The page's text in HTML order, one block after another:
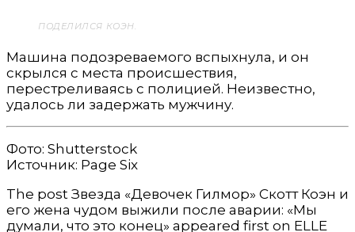
ПОДЕЛИЛСЯ КОЭН.
Машина подозреваемого вспыхнула, и он
скрылся с места происшествия,
перестреливаясь с полицией. Неизвестно,
удалось ли задержать мужчину.
Фото: Shutterstock
Источник: Page Six
The post Звезда «Девочек Гилмор» Скотт Коэн и
его жена чудом выжили после аварии: «Мы
думали, что это конец» appeared first on ELLE